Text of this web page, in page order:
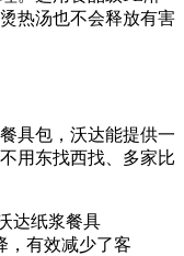
热汤也不会释放有害
具包，沃达能提供一
用东找西找、多家比
达纸浆餐具
，有效减少了客